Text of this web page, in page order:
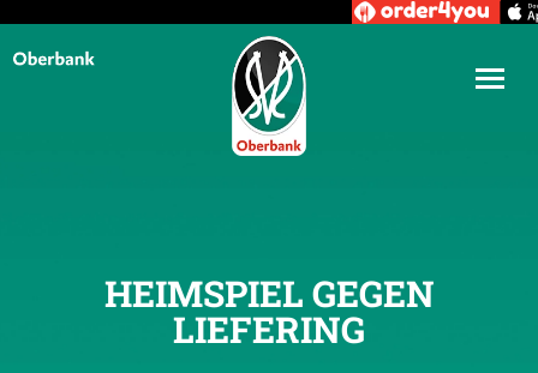
HEIMSPIEL GEGEN
LIEFERING